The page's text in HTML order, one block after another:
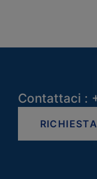
Contattaci :